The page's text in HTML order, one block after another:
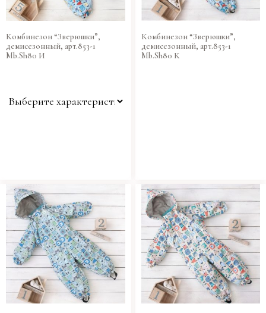
Комбинезон “Зверюшки”,
демисезонный, арт.853-1
Mb.Sh80 И
Размер
Комбинезон “Зверюшки”,
демисезонный, арт.853-1
Mb.Sh80 К